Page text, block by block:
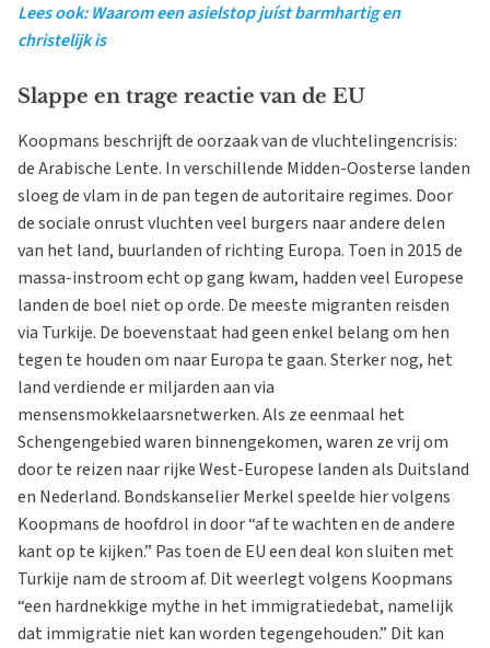
Lees ook: Waarom een asielstop juíst barmhartig en
christelijk is
Slappe en trage reactie van de EU
Koopmans beschrijft de oorzaak van de vluchtelingencrisis:
de Arabische Lente. In verschillende Midden-Oosterse landen
sloeg de vlam in de pan tegen de autoritaire regimes. Door
de sociale onrust vluchten veel burgers naar andere delen
van het land, buurlanden of richting Europa. Toen in 2015 de
massa-instroom echt op gang kwam, hadden veel Europese
landen de boel niet op orde. De meeste migranten reisden
via Turkije. De boevenstaat had geen enkel belang om hen
tegen te houden om naar Europa te gaan. Sterker nog, het
land verdiende er miljarden aan via
mensensmokkelaarsnetwerken. Als ze eenmaal het
Schengengebied waren binnengekomen, waren ze vrij om
door te reizen naar rijke West-Europese landen als Duitsland
en Nederland. Bondskanselier Merkel speelde hier volgens
Koopmans de hoofdrol in door “af te wachten en de andere
kant op te kijken.” Pas toen de EU een deal kon sluiten met
Turkije nam de stroom af. Dit weerlegt volgens Koopmans
“een hardnekkige mythe in het immigratiedebat, namelijk
dat immigratie niet kan worden tegengehouden.” Dit kan